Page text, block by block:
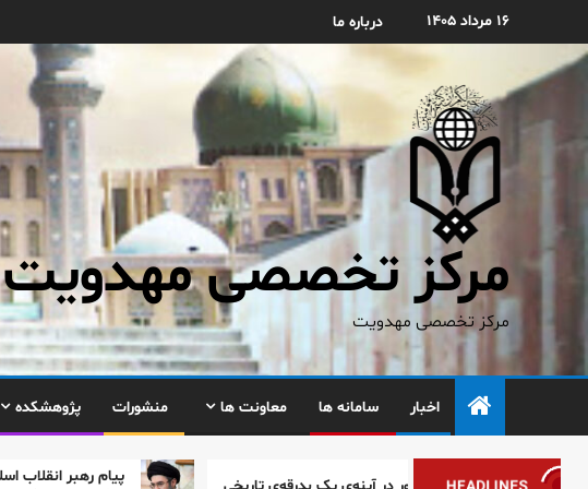
۱۶ مرداد ۱۴۰۵ درباره ما
مرکز تخصصی مهدویت
مرکز تخصصی مهدویت
اخبار سامانه ها معاونت ها منشورات پژوهشکده
پیام رهبر انقلاب اسلامی به